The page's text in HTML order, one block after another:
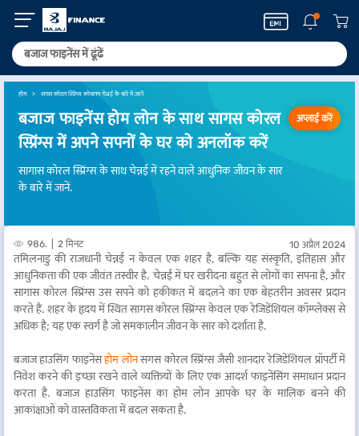
होम सगस कोरल स्प्रिंग्स कोवलम चेन्नई के बारे में जानें
बजाज फाइनेंस होम लोन के साथ सागस कोरल
स्प्रिंग्स में अपने सपनों के घर को अनलॉक करें
सागास कोरल स्प्रिंग्स के साथ चेन्नई में रहने वाले आधुनिक जीवन के सार
के बारे में जानें.
अप्लाई करें
986. 2 मिनट 10 अप्रैल 2024
तमिलनाडु की राजधानी चेन्नई न केवल एक शहर है, बल्कि यह संस्कृति, इतिहास और
आधुनिकता की एक जीवंत तस्वीर है. चेन्नई में घर खरीदना बहुत से लोगों का सपना है, और
सागास कोरल स्प्रिंग्स उस सपने को हकीकत में बदलने का एक बेहतरीन अवसर प्रदान
करते हैं. शहर के हृदय में स्थित सागस कोरल स्प्रिंग्स केवल एक रेजिडेंशियल कॉम्प्लेक्स से
अधिक है; यह एक स्वर्ग है जो समकालीन जीवन के सार को दर्शाता है.
बजाज हाउसिंग फाइनेंसहोम लोनसगस कोरल स्प्रिंग्स जैसी शानदार रेजिडेंशियल प्रॉपर्टी में
निवेश करने की इच्छा रखने वाले व्यक्तियों के लिए एक आदर्श फाइनेंसिंग समाधान प्रदान
करता है. बजाज हाउसिंग फाइनेंस का होम लोन आपके घर के मालिक बनने की
आकांक्षाओं को वास्तविकता में बदल सकता है.